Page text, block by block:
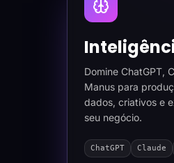
Domine ChatGPT,
Manus para
dados, criativos e
seu negócio.
ChatGPT Claude